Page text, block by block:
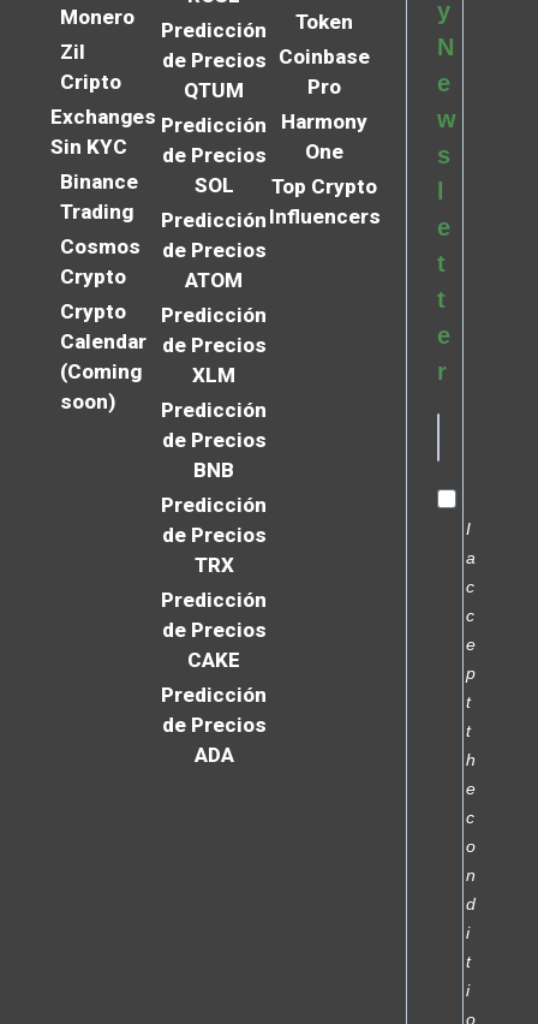
Monero
Zil
Cripto
Exchanges
Sin KYC
Binance
Trading
Cosmos
Crypto
Crypto
Calendar
(Coming
soon)
Predicción
de Precios
QTUM
Predicción
de Precios
SOL
Predicción
de Precios
ATOM
Predicción
de Precios
XLM
Predicción
de Precios
BNB
Predicción
de Precios
TRX
Predicción
de Precios
CAKE
Predicción
de Precios
ADA
Token
Coinbase
Pro
Harmony
One
Top Crypto
Influencers
y
N
e
w
s
e
t
t
e
r
I
a
c
c
e
p
t
t
h
e
c
o
n
d
i
t
i
o